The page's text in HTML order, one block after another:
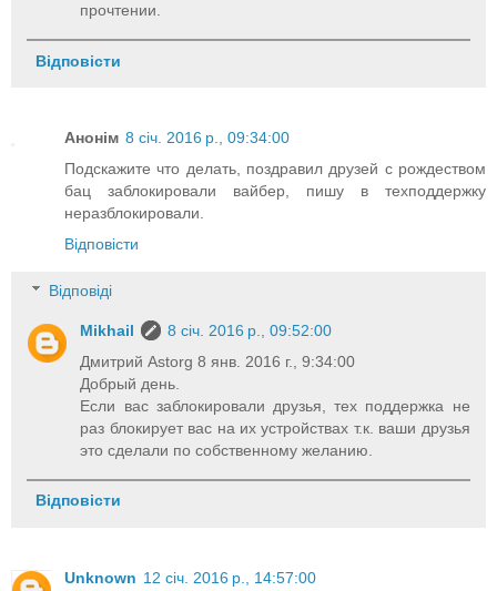
прочтении.
Відповісти
Анонім 8 січ. 2016 р., 09:34:00
Подскажите что делать, поздравил друзей с рождеством
бац заблокировали вайбер, пишу в техподдержку
неразблокировали.
Відповісти
Відповіді
Mikhail
8 січ. 2016 р., 09:52:00
Дмитрий Astorg 8 янв. 2016 г., 9:34:00
Добрый день.
Если вас заблокировали друзья, тех поддержка не
раз блокирует вас на их устройствах т.к. ваши друзья
это сделали по собственному желанию.
Відповісти
Unknown 12 січ. 2016 р., 14:57:00